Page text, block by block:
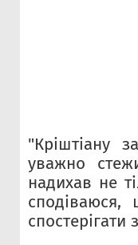
"Кріштіану
уважно
надихав не